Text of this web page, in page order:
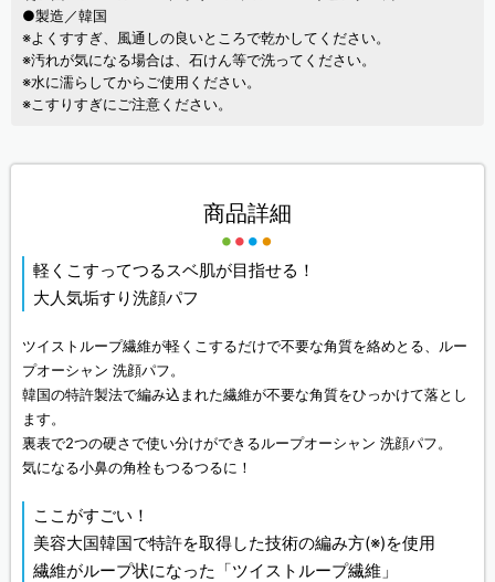
●製造／韓国
※よくすすぎ、風通しの良いところで乾かしてください。
※汚れが気になる場合は、石けん等で洗ってください。
※水に濡らしてからご使用ください。
※こすりすぎにご注意ください。
商品詳細
軽くこすってつるスベ肌が目指せる！
大人気垢すり洗顔パフ
ツイストループ繊維が軽くこするだけで不要な角質を絡めとる、ルー
プオーシャン 洗顔パフ。
韓国の特許製法で編み込まれた繊維が不要な角質をひっかけて落とし
ます。
裏表で2つの硬さで使い分けができるループオーシャン 洗顔パフ。
気になる小鼻の角栓もつるつるに！
ここがすごい！
美容大国韓国で特許を取得した技術の編み方(※)を使用
繊維がループ状になった「ツイストループ繊維」